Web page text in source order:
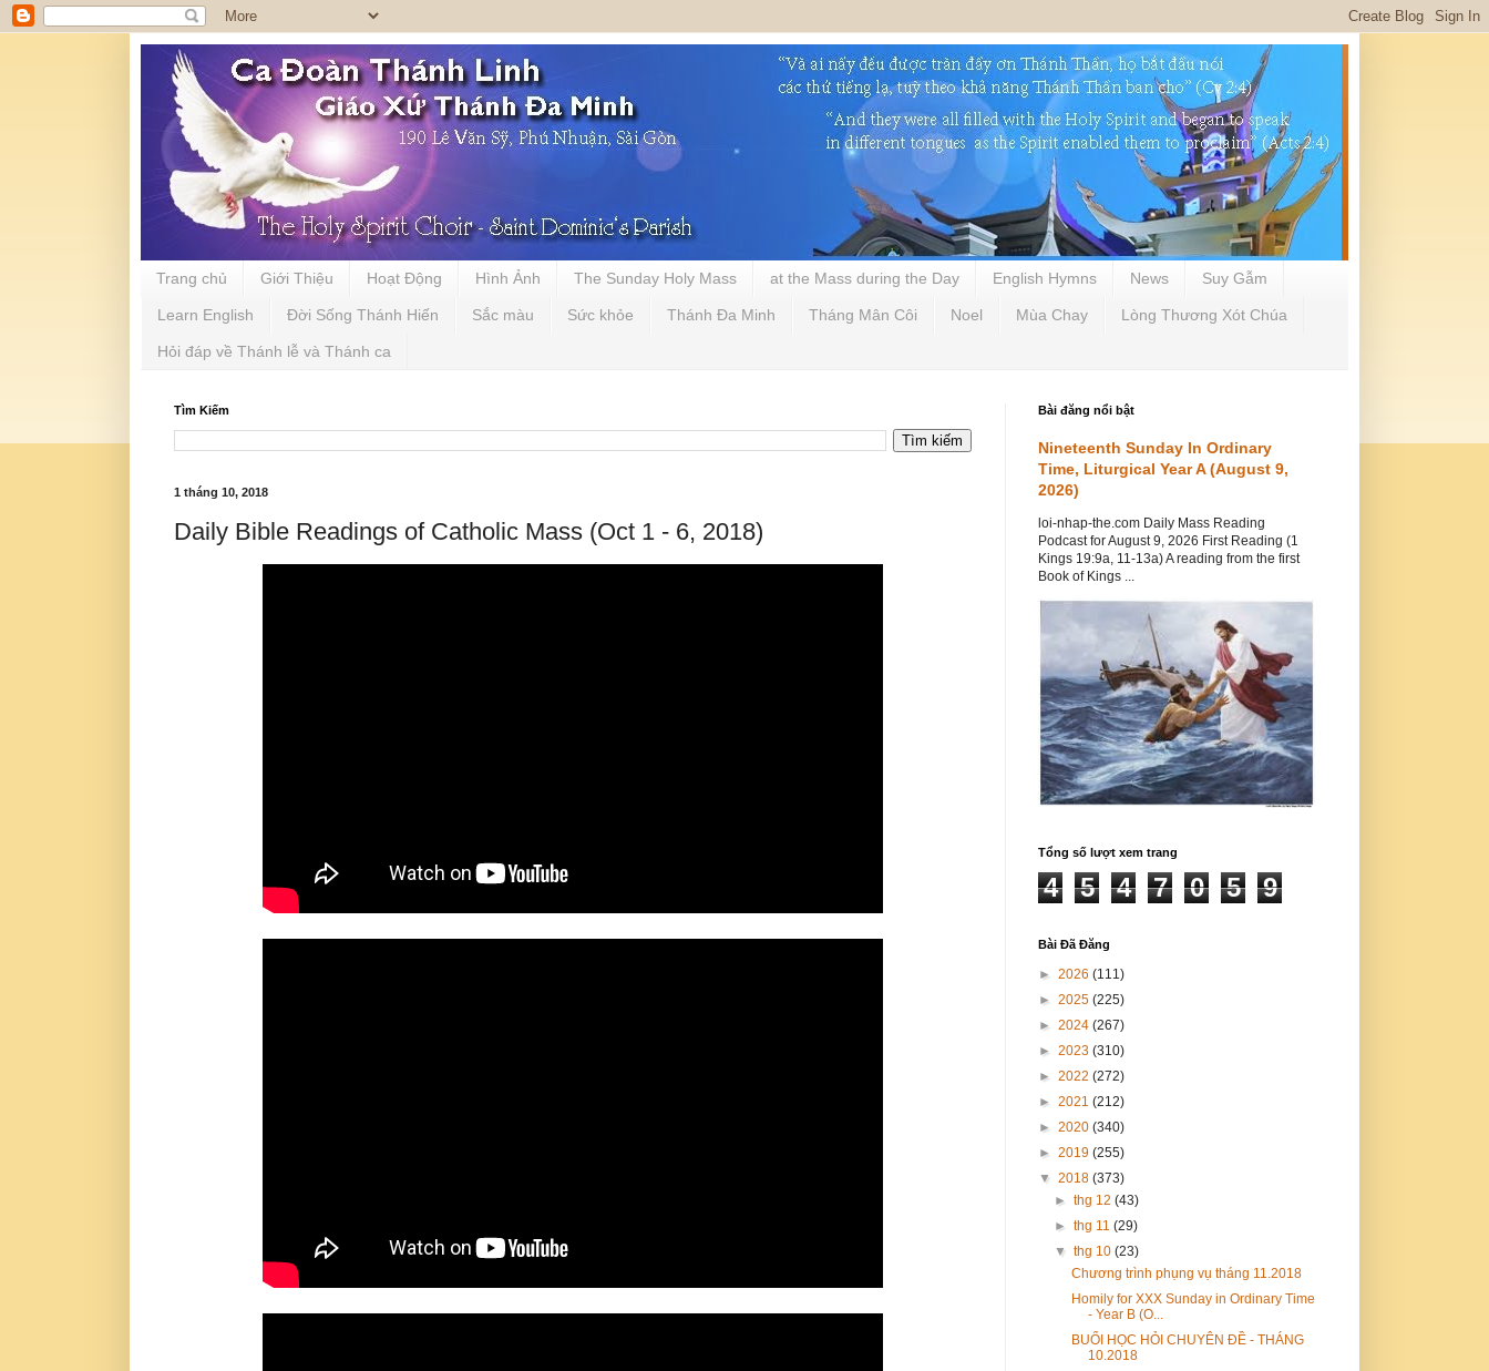
Trang chủ Giới Thiệu Hoạt Động Hình Ảnh The Sunday Holy Mass at the Mass during the Day English Hymns News Suy Gẫm
Learn English Đời Sống Thánh Hiến Sắc màu Sức khỏe Thánh Đa Minh Tháng Mân Côi Noel Mùa Chay Lòng Thương Xót Chúa
Hỏi đáp về Thánh lễ và Thánh ca
Tìm Kiếm
1 tháng 10, 2018
Daily Bible Readings of Catholic Mass (Oct 1 - 6, 2018)
Bài đăng nổi bật
Nineteenth Sunday In Ordinary
Time, Liturgical Year A (August 9,
2026)
loi-nhap-the.com Daily Mass Reading
Podcast for August 9, 2026 First Reading (1
Kings 19:9a, 11-13a) A reading from the first
Book of Kings ...
Tổng số lượt xem trang
4 5 4 7 0 5 9
Bài Đã Đăng
► 2026 (111)
► 2025 (225)
► 2024 (267)
► 2023 (310)
► 2022 (272)
► 2021 (212)
► 2020 (340)
► 2019 (255)
▼ 2018 (373)
►thg 12(43)
►thg 11(29)
▼thg 10(23)
Chương trình phụng vụ tháng 11.2018
Homily for XXX Sunday in Ordinary Time
- Year B (O...
BUỔI HỌC HỎI CHUYÊN ĐỀ - THÁNG
10.2018